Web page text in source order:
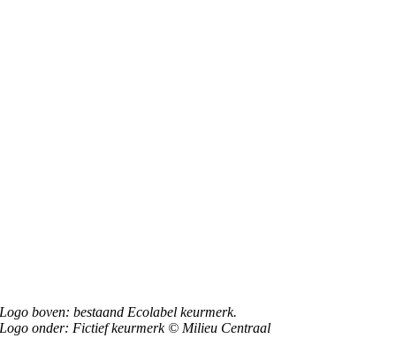
Logo boven: bestaand Ecolabel keurmerk.
Logo onder: Fictief keurmerk © Milieu Centraal